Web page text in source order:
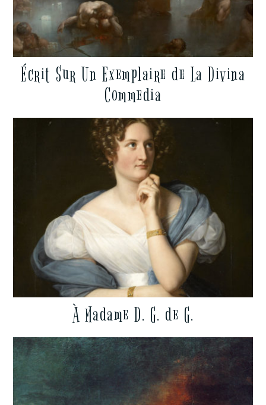
Écrit Sur Un Exemplaire de La Divina
Commedia
À Madame D. G. de G.